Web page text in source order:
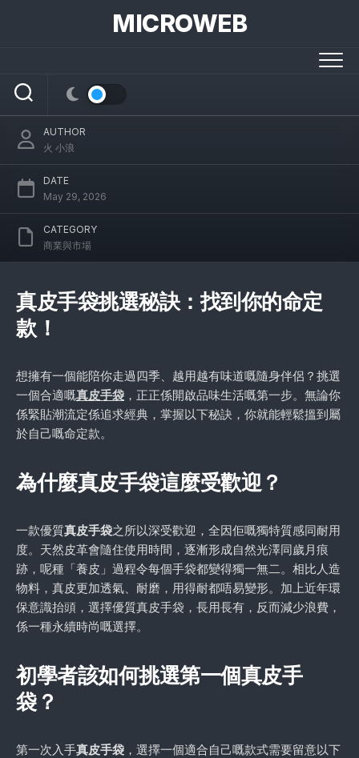
MICROWEB
真皮手袋挑選秘訣：找到你的命定款！
AUTHOR
火 小浪
DATE
May 29, 2026
CATEGORY
商業與市場
真皮手袋挑選秘訣：找到你的命定
款！
想擁有一個能陪你走過四季、越用越有味道嘅隨身伴侶？挑選
一個合適嘅真皮手袋 ，正正係開啟品味生活嘅第一步。無論你
係緊貼潮流定係追求經典，掌握以下秘訣，你就能輕鬆搵到屬
於自己嘅命定款。
為什麼真皮手袋這麼受歡迎？
一款優質真皮手袋之所以深受歡迎，全因佢嘅獨特質感同耐用
度。天然皮革會隨住使用時間，逐漸形成自然光澤同歲月痕
跡，呢種「養皮」過程令每個手袋都變得獨一無二。相比人造
物料，真皮更加透氣、耐磨，用得耐都唔易變形。加上近年環
保意識抬頭，選擇優質真皮手袋，長用長有，反而減少浪費，
係一種永續時尚嘅選擇。
初學者該如何挑選第一個真皮手
袋？
第一次入手真皮手袋 ，選擇一個適合自己嘅款式需要留意以下